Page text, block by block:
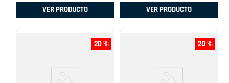
VER PRODUCTO VER PRODUCTO
20 % 20 %